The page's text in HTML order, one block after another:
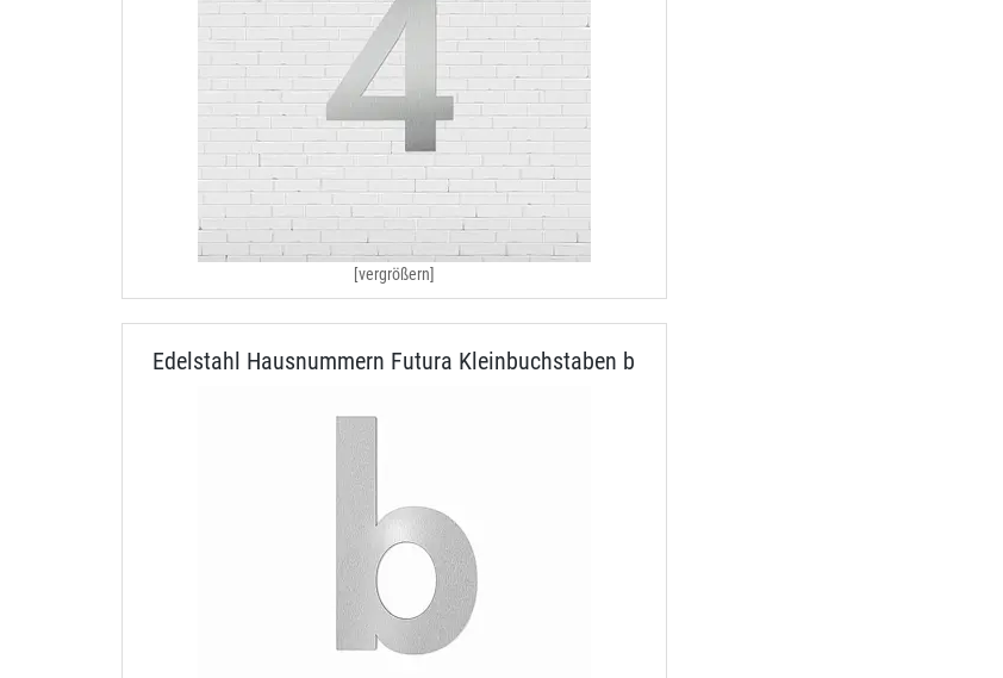
[vergrößern]
Edelstahl Hausnummern Futura Kleinbuchstaben b